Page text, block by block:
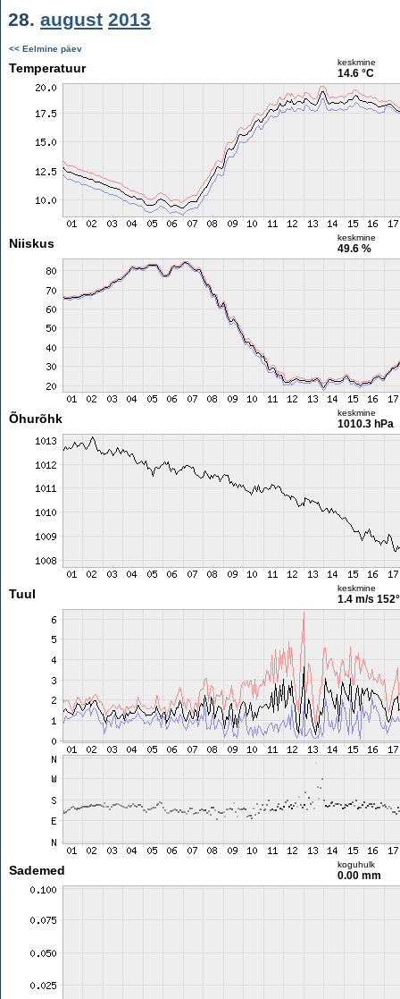
28. august 2013
<< Eelmine päev
Temperatuur keskmine
14.6 °C
Niiskus keskmine
49.6 %
Õhurõhk keskmine
1010.3 hPa
Tuul keskmine
1.4 m/s 152°
Sademed koguhulk
0.00 mm